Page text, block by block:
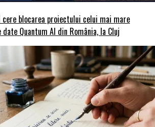
blocarea proiectului celui mai mare
Quantum AI din România, la Cluj